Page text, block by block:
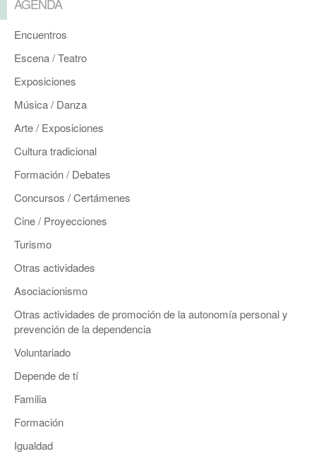
Encuentros
Escena / Teatro
Exposiciones
Música / Danza
Arte / Exposiciones
Cultura tradicional
Formación / Debates
Concursos / Certámenes
Cine / Proyecciones
Turismo
Otras actividades
Asociacionismo
Otras actividades de promoción de la autonomía personal y
prevención de la dependencia
Voluntariado
Depende de tí
Familia
Formación
Igualdad